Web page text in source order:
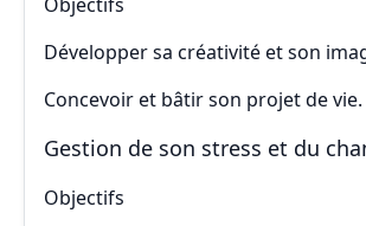
Développer sa créativité et son
Concevoir et bâtir son projet de vie.
Gestion de son stress et du
Objectifs